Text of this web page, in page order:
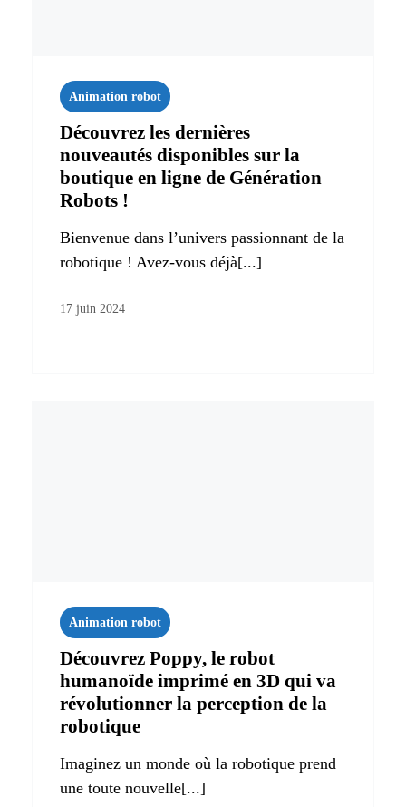
Animation robot
Découvrez les dernières
nouveautés disponibles sur la
boutique en ligne de Génération
Robots !
Bienvenue dans l’univers passionnant de la
robotique ! Avez-vous déjà[...]
17 juin 2024
Animation robot
Découvrez Poppy, le robot
humanoïde imprimé en 3D qui va
révolutionner la perception de la
robotique
Imaginez un monde où la robotique prend
une toute nouvelle[...]